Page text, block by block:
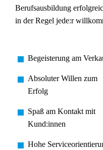
Berufsausbildung
in der Regel jede:r
Begeisterung am
Absoluter Willen zum
Erfolg
Spaß am Kontakt mit
Kund:innen
Hohe